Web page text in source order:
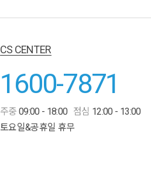
CS CENTER
1600-7871
주중 09:00 - 18:00 점심 12:00 - 13:00
토요일&공휴일 휴무